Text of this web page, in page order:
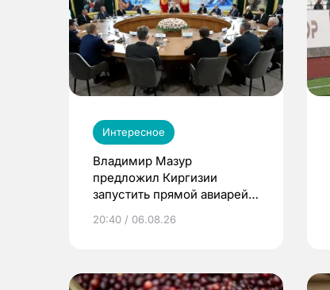
Интересное
Владимир Мазур
предложил Киргизии
запустить прямой авиарейс
20:40 / 06.08.26